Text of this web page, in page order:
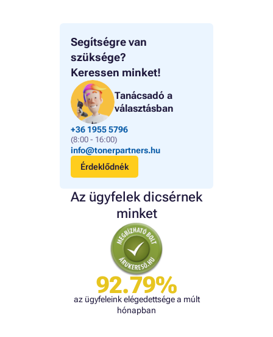
Segítségre van
szüksége?
Keressen minket!
Tanácsadó a
választásban
+36 1955 5796
(8:00 - 16:00)
info@tonerpartners.hu
Érdeklődnék
Az ügyfelek dicsérnek
minket
92.79%
az ügyfeleink elégedettsége a múlt
hónapban